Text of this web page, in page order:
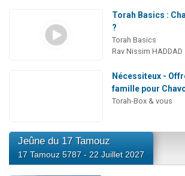
Torah Basics :
?
Torah Basics
Rav Nissim HADDAD
Nécessiteux -
famille pour
Torah-Box & vous
Jeûne du 17 Tamouz
17 Tamouz 5787 - 22 Juillet 2027